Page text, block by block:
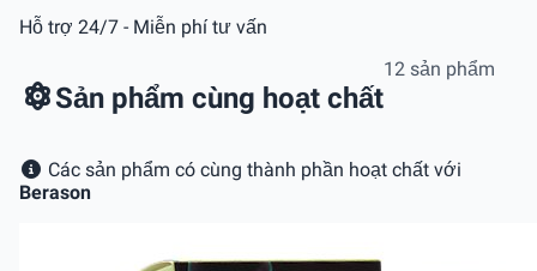
Hỗ trợ 24/7 - Miễn phí tư vấn
Sản phẩm cùng hoạt chất
12 sản phẩm
Các sản phẩm có cùng thành phần hoạt chất với
Berason